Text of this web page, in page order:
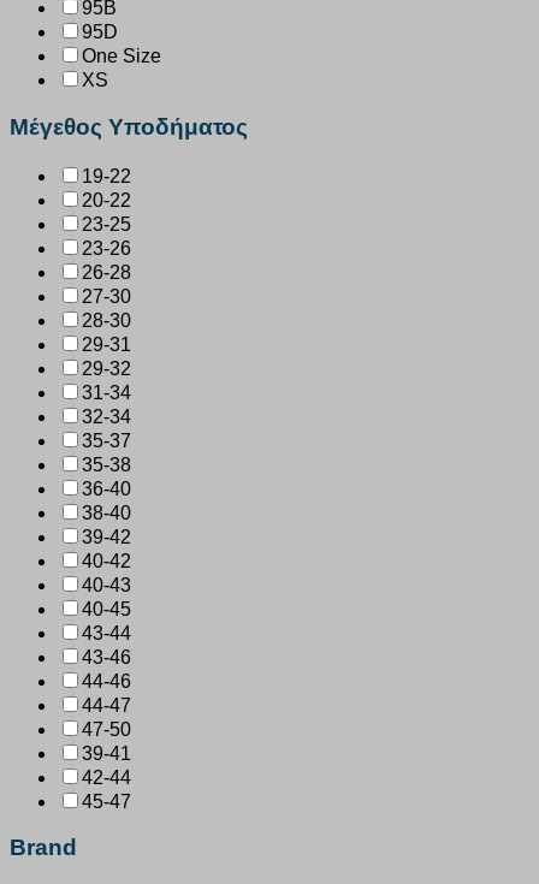
95B
95D
One Size
XS
Μέγεθος Υποδήματος
19-22
20-22
23-25
23-26
26-28
27-30
28-30
29-31
29-32
31-34
32-34
35-37
35-38
36-40
38-40
39-42
40-42
40-43
40-45
43-44
43-46
44-46
44-47
47-50
39-41
42-44
45-47
Brand